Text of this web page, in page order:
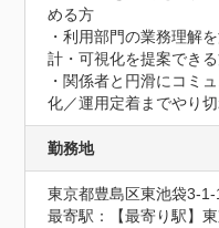
める方
・利用部門の業務理解
計・可視化を提案でき
・関係者と円滑にコミ
化／運用定着までやり
勤務地
東京都豊島区東池袋3-
最寄駅：【最寄り駅】